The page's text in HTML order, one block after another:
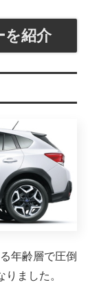
を紹介
年齢層で圧倒
ました。